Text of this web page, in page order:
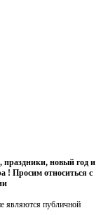
праздники, новый год и
! Просим относиться с
являются публичной